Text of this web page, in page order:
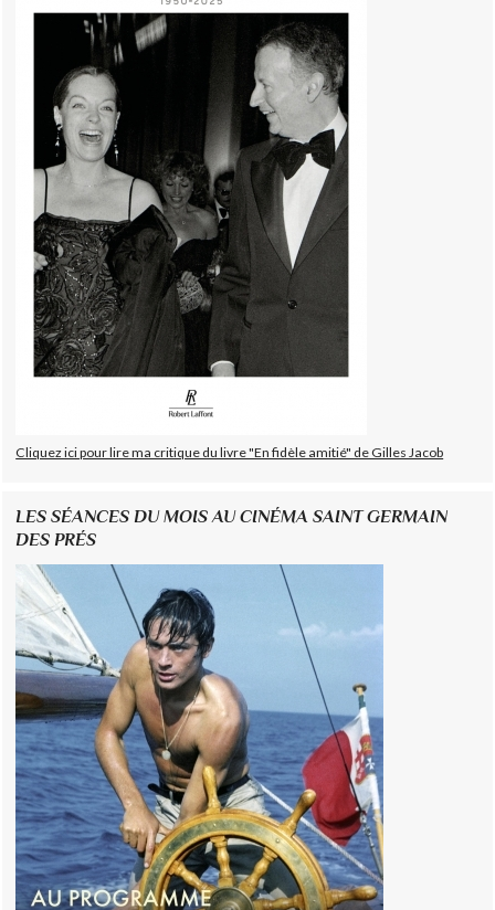
Cliquez ici pour lire ma critique du livre "En fidèle amitié" de Gilles Jacob
LES SÉANCES DU MOIS AU CINÉMA SAINT GERMAIN
DES PRÉS